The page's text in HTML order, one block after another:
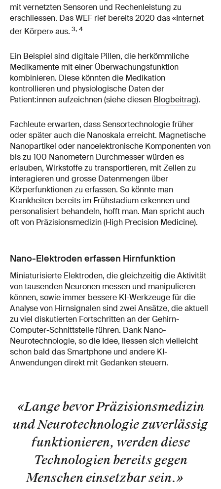
mit vernetzten Sensoren und Rechenleistung zu
erschliessen. Das WEF rief bereits 2020 das «Internet
der Körper» aus. 3, 4
Ein Beispiel sind digitale Pillen, die herkömmliche
Medikamente mit einer Überwachungsfunktion
kombinieren. Diese könnten die Medikation
kontrollieren und physiologische Daten der
Patient:innen aufzeichnen (siehe diesen Blogbeitrag).
Fachleute erwarten, dass Sensortechnologie früher
oder später auch die Nanoskala erreicht. Magnetische
Nanopartikel oder nanoelektronische Komponenten von
bis zu 100 Nanometern Durchmesser würden es
erlauben, Wirkstoffe zu transportieren, mit Zellen zu
interagieren und grosse Datenmengen über
Körperfunktionen zu erfassen. So könnte man
Krankheiten bereits im Frühstadium erkennen und
personalisiert behandeln, hofft man. Man spricht auch
oft von Präzisionsmedizin (High Precision Medicine).
Nano-Elektroden erfassen Hirnfunktion
Miniaturisierte Elektroden, die gleichzeitig die Aktivität
von tausenden Neuronen messen und manipulieren
können, sowie immer bessere KI-Werkzeuge für die
Analyse von Hirnsignalen sind zwei Ansätze, die aktuell
zu viel diskutierten Fortschritten an der Gehirn-
Computer-Schnittstelle führen. Dank Nano-
Neurotechnologie, so die Idee, liessen sich vielleicht
schon bald das Smartphone und andere KI-
Anwendungen direkt mit Gedanken steuern.
«Lange bevor Präzisionsmedizin
und Neurotechnologie zuverlässig
funktionieren, werden diese
Technologien bereits gegen
Menschen einsetzbar sein.»